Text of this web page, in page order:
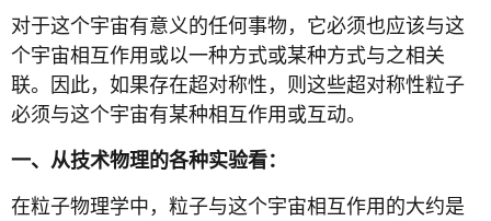
对于这个宇宙有意义的任何事物，它必须也应该与这
个宇宙相互作用或以一种方式或某种方式与之相关
联。因此，如果存在超对称性，则这些超对称性粒子
必须与这个宇宙有某种相互作用或互动。
一、从技术物理的各种实验看：
在粒子物理学中，粒子与这个宇宙相互作用的大约是